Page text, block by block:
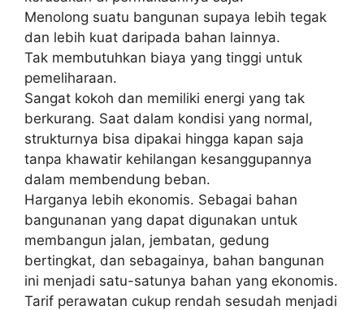
Menolong suatu bangunan supaya lebih tegak
dan lebih kuat daripada bahan lainnya.
Tak membutuhkan biaya yang tinggi untuk
pemeliharaan.
Sangat kokoh dan memiliki energi yang tak
berkurang. Saat dalam kondisi yang normal,
strukturnya bisa dipakai hingga kapan saja
tanpa khawatir kehilangan kesanggupannya
dalam membendung beban.
Harganya lebih ekonomis. Sebagai bahan
bangunanan yang dapat digunakan untuk
membangun jalan, jembatan, gedung
bertingkat, dan sebagainya, bahan bangunan
ini menjadi satu-satunya bahan yang ekonomis.
Tarif perawatan cukup rendah sesudah menjadi